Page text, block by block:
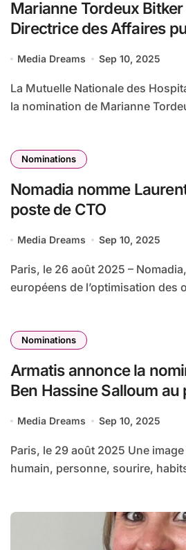
Marianne Tordeux
Directrice des Affaires
Hospitaliers (MNH
Media Dreams Sep 10, 2025
La Mutuelle Nationale des Hospitaliers (MNH) annonce
la nomination de Marianne
Nominations
Nomadia nomme
poste de CTO
Media Dreams Sep 10, 2025
Paris, le 26 août 2025 – Nomadia, un des leaders
européens de l’optimisation des
Nominations
Armatis annonce la
Ben Hassine Salloum au
Media Dreams Sep 10, 2025
Paris, le 29 août 2025 Une image contenant Visage
humain, personne, sourire,